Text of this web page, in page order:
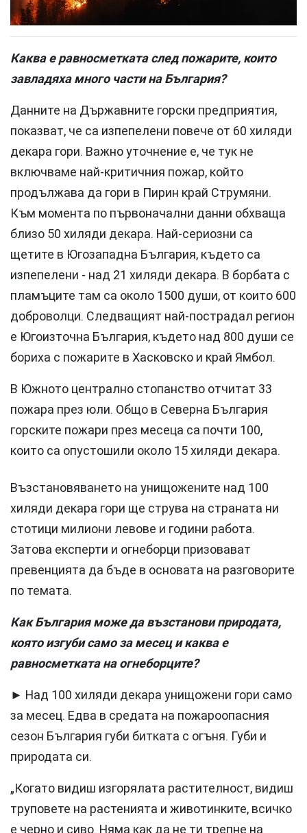
Каква е равносметката след пожарите, които
завладяха много части на България?
Данните на Държавните горски предприятия,
показват, че са изпепелени повече от 60 хиляди
декара гори. Важно уточнение е, че тук не
включваме най-критичния пожар, който
продължава да гори в Пирин край Струмяни.
Към момента по първоначални данни обхваща
близо 50 хиляди декара. Най-сериозни са
щетите в Югозападна България, където са
изпепелени - над 21 хиляди декара. В борбата с
пламъците там са около 1500 души, от които 600
доброволци. Следващият най-пострадал регион
е Югоизточна България, където над 800 души се
бориха с пожарите в Хасковско и край Ямбол.
В Южното централно стопанство отчитат 33
пожара през юли. Общо в Северна България
горските пожари през месеца са почти 100,
които са опустошили около 15 хиляди декара.
Възстановяването на унищожените над 100
хиляди декара гори ще струва на страната ни
стотици милиони левове и години работа.
Затова експерти и огнеборци призовават
превенцията да бъде в основата на разговорите
по темата.
Как България може да възстанови природата,
която изгуби само за месец и каква е
равносметката на огнеборците?
► Над 100 хиляди декара унищожени гори само
за месец. Едва в средата на пожароопасния
сезон България губи битката с огъня. Губи и
природата си.
„Когато видиш изгорялата растителност, видиш
труповете на растенията и животинките, всичко
е черно и сиво. Няма как да не ти трепне на